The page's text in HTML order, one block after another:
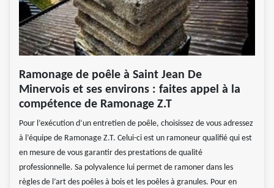
Ramonage de poêle à Saint Jean De
Minervois et ses environs : faites appel à la
compétence de Ramonage Z.T
Pour l’exécution d’un entretien de poêle, choisissez de vous adressez
à l’équipe de Ramonage Z.T. Celui-ci est un ramoneur qualifié qui est
en mesure de vous garantir des prestations de qualité
professionnelle. Sa polyvalence lui permet de ramoner dans les
règles de l’art des poêles à bois et les poêles à granules. Pour en